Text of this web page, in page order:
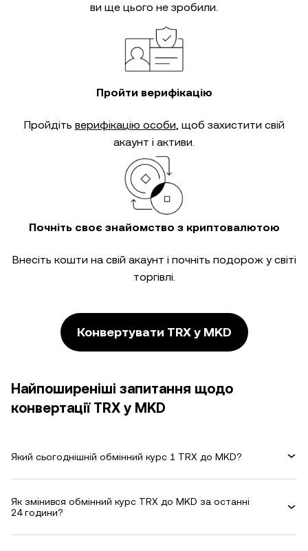
ви ще цього не зробили.
Пройти верифікацію
Пройдіть верифікацію особи, щоб захистити свій
акаунт і активи.
Почніть своє знайомство з криптовалютою
Внесіть кошти на свій акаунт і почніть подорож у світі
торгівлі.
Конвертувати TRX у MKD
Найпоширеніші запитання щодо
конвертації TRX у MKD
Який сьогоднішній обмінний курс 1 TRX до MKD?
Як змінився обмінний курс TRX до MKD за останні
24 години?